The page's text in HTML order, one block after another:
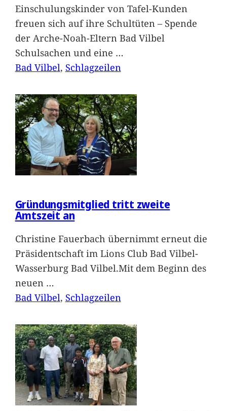
Einschulungskinder von Tafel-Kunden
freuen sich auf ihre Schultüten – Spende
der Arche-Noah-Eltern Bad Vilbel
Schulsachen und eine …
Bad Vilbel, Schlagzeilen
Gründungsmitglied tritt zweite
Amtszeit an
Christine Fauerbach übernimmt erneut die
Präsidentschaft im Lions Club Bad Vilbel-
Wasserburg Bad Vilbel.Mit dem Beginn des
neuen …
Bad Vilbel, Schlagzeilen